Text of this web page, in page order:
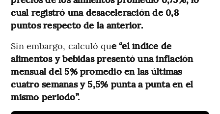
cual registró una desaceleración de 0,8
puntos respecto de la anterior.
Sin embargo, calculó que “el índice de
alimentos y bebidas presentó una inflación
mensual del 5% promedio en las últimas
cuatro semanas y 5,5% punta a punta en el
mismo periodo”.